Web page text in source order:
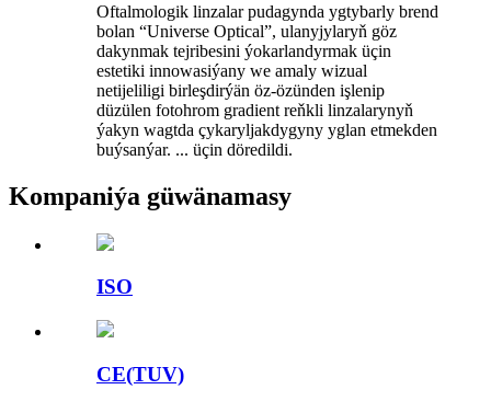
Oftalmologik linzalar pudagynda ygtybarly brend
bolan “Universe Optical”, ulanyjylaryň göz
dakynmak tejribesini ýokarlandyrmak üçin
estetiki innowasiýany we amaly wizual
netijeliligi birleşdirýän öz-özünden işlenip
düzülen fotohrom gradient reňkli linzalarynyň
ýakyn wagtda çykaryljakdygyny yglan etmekden
buýsanýar. ... üçin döredildi.
Kompaniýa güwänamasy
ISO
CE(TUV)